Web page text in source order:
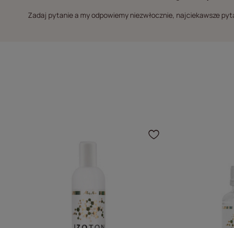
Zadaj pytanie a my odpowiemy niezwłocznie, najciekawsze
Kliknij, aby